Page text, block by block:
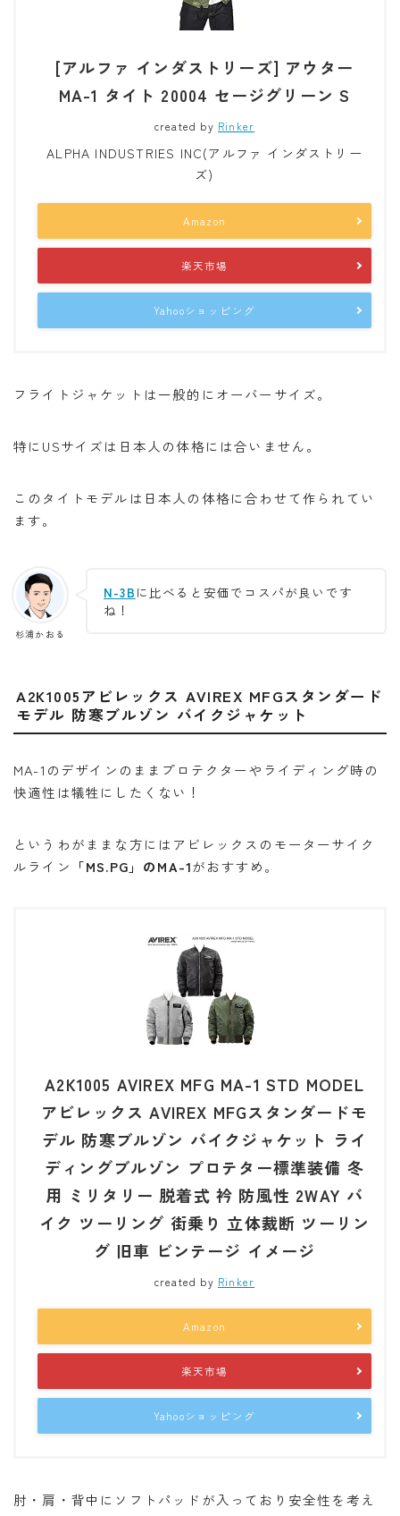
[アルファ インダストリーズ] アウター
MA-1 タイト 20004 セージグリーン S
created by Rinker
ALPHA INDUSTRIES INC(アルファ インダストリー
ズ)
Amazon
楽天市場
Yahooショッピング
フライトジャケットは一般的にオーバーサイズ。
特にUSサイズは日本人の体格には合いません。
このタイトモデルは日本人の体格に合わせて作られてい
ます。
杉浦かおる
N-3B に比べると安価でコスパが良いです
ね！
A2K1005アビレックス AVIREX MFGスタンダード
モデル 防寒ブルゾン バイクジャケット
MA-1のデザインのままプロテクターやライディング時の
快適性は犠牲にしたくない！
というわがままな方にはアビレックスのモーターサイク
ルライン 「MS.PG」のMA-1がおすすめ。
A2K1005 AVIREX MFG MA-1 STD MODEL
アビレックス AVIREX MFGスタンダードモ
デル 防寒ブルゾン バイクジャケット ライ
ディングブルゾン プロテター標準装備 冬
用 ミリタリー 脱着式 衿 防風性 2WAY バ
イク ツーリング 街乗り 立体裁断 ツーリン
グ 旧車 ビンテージ イメージ
created by Rinker
Amazon
楽天市場
Yahooショッピング
肘・肩・背中にソフトパッドが入っており安全性を考え